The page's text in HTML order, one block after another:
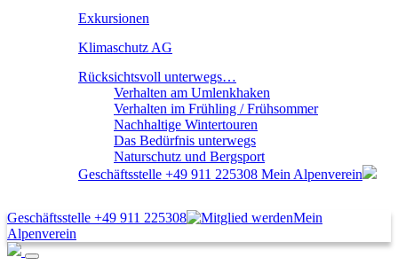
Exkursionen
Klimaschutz AG
Rücksichtsvoll unterwegs…
Verhalten am Umlenkhaken
Verhalten im Frühling / Frühsommer
Nachhaltige Wintertouren
Das Bedürfnis unterwegs
Naturschutz und Bergsport
Geschäftsstelle +49 911 225308 Mein Alpenverein
Geschäftsstelle +49 911 225308
Mein
Alpenverein